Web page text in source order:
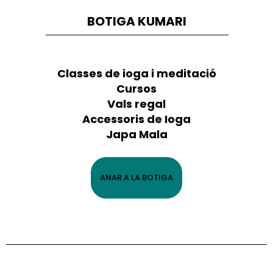
BOTIGA KUMARI
Classes de ioga i meditació
Cursos
Vals regal
Accessoris de Ioga
Japa Mala
ANAR A LA BOTIGA